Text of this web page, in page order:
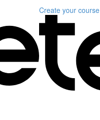
Create your course